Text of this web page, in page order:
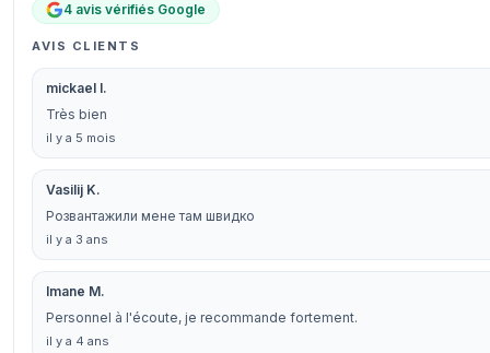
4 avis vérifiés Google
AVIS CLIENTS
mickael I.
Très bien
il y a 5 mois
Vasilij K.
Розвантажили мене там швидко
il y a 3 ans
Imane M.
Personnel à l'écoute, je recommande fortement.
il y a 4 ans